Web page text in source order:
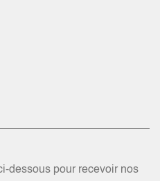
dessous pour recevoir nos